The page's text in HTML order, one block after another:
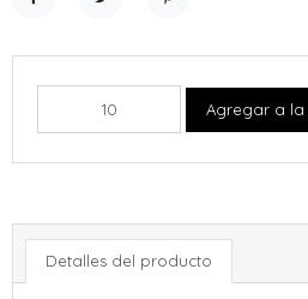
Agregar a la
Detalles del producto